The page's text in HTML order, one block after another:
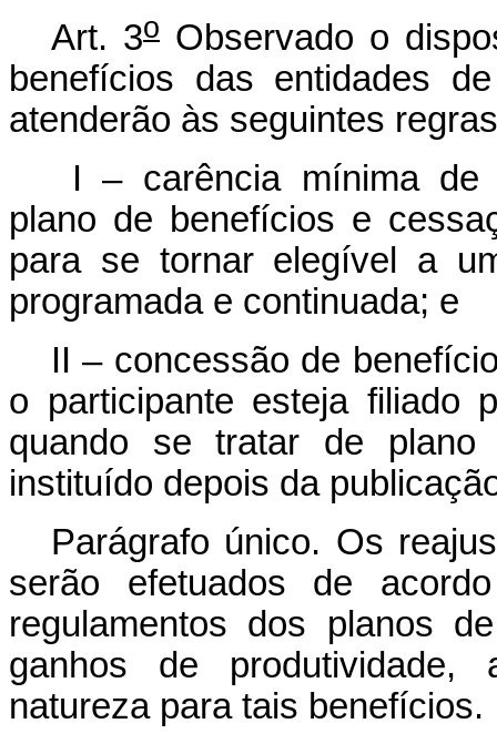
Art. 3o Observado o
benefícios das entidades
atenderão às seguintes
I – carência mínima de
plano de benefícios e
para se tornar elegível a
programada e continuada; e
II – concessão de
o participante esteja filiado
quando se tratar de plano
instituído depois da
Parágrafo único. Os
serão efetuados de
regulamentos dos planos
ganhos de
natureza para tais benefícios.